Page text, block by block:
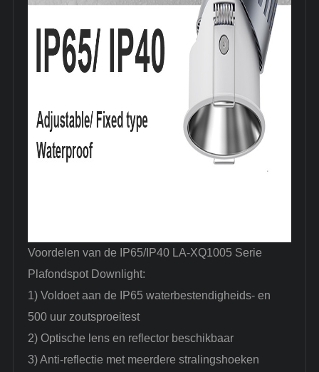
Voordelen van de IP65/IP40 LA-XQ1005 Serie
Plafondspot Downlight:
1) Voldoet aan de IP65 waterbestendigheids- en
500 uur zoutsproeitest
2) Optische lens en reflector beschikbaar
3) Anti-reflectie met meerdere stralingshoeken